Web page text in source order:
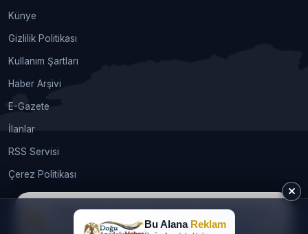
Künye
Gizlilik Politikası
Kullanım Şartları
Haber Arşivi
E-Gazete
İlanlar
RSS Servisi
Çerez Politikası
webtasarimhizmeti.com®. Tüm hakları saklıdır.
Sitemizde size en iyi deneyimi sunabilmek için
çerezleri kullanıyoruz.Daha fazla bilgi
Bu Alana Reklam